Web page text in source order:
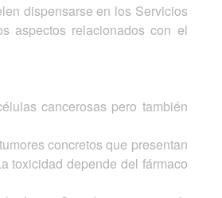
dispensarse en los Servicios
aspectos relacionados con el
cancerosas pero también
concretos que presentan
toxicidad depende del fármaco